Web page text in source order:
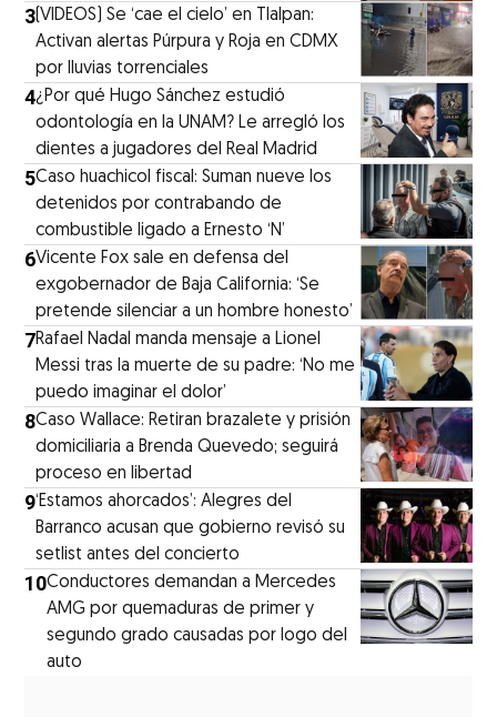
3 (VIDEOS) Se ‘cae el cielo’ en Tlalpan:
Activan alertas Púrpura y Roja en CDMX
por lluvias torrenciales
4¿Por qué Hugo Sánchez estudió
odontología en la UNAM? Le arregló los
dientes a jugadores del Real Madrid
5Caso huachicol fiscal: Suman nueve los
detenidos por contrabando de
combustible ligado a Ernesto ‘N’
6Vicente Fox sale en defensa del
exgobernador de Baja California: ‘Se
pretende silenciar a un hombre honesto’
7Rafael Nadal manda mensaje a Lionel
Messi tras la muerte de su padre: ‘No me
puedo imaginar el dolor’
8Caso Wallace: Retiran brazalete y prisión
domiciliaria a Brenda Quevedo; seguirá
proceso en libertad
9‘Estamos ahorcados’: Alegres del
Barranco acusan que gobierno revisó su
setlist antes del concierto
10Conductores demandan a Mercedes
AMG por quemaduras de primer y
segundo grado causadas por logo del
auto